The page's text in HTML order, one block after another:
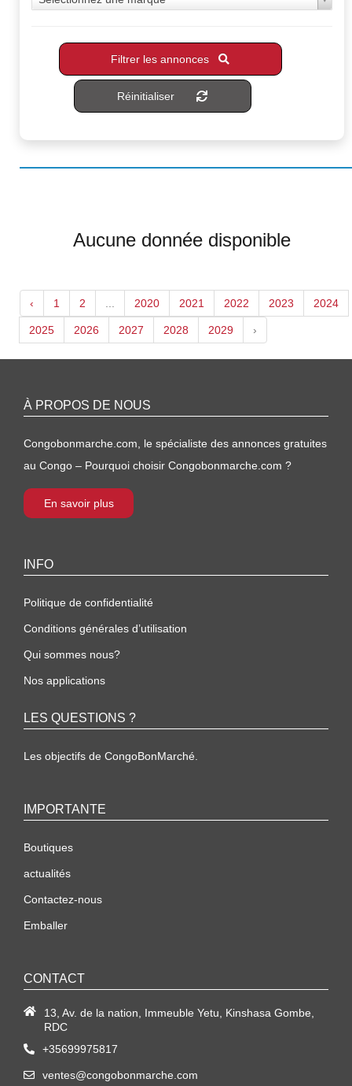
Filtrer les annonces
Réinitialiser
Aucune donnée disponible
‹ 1 2 2020 2021 2022 2023 2024
2025 2026 2027 2028 2029 ›
À PROPOS DE NOUS
Congobonmarche.com, le spécialiste des annonces gratuites
au Congo – Pourquoi choisir Congobonmarche.com ?
En savoir plus
INFO
Politique de confidentialité
Conditions générales d’utilisation
Qui sommes nous?
Nos applications
LES QUESTIONS ?
Les objectifs de CongoBonMarché.
IMPORTANTE
Boutiques
actualités
Contactez-nous
Emballer
CONTACT
13, Av. de la nation, Immeuble Yetu, Kinshasa Gombe,
RDC
+35699975817
ventes@congobonmarche.com